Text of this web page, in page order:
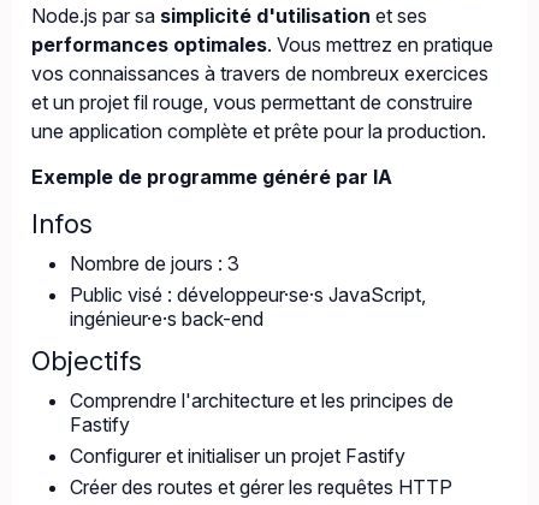
Node.js par sa simplicité d'utilisation et ses
performances optimales. Vous mettrez en pratique
vos connaissances à travers de nombreux exercices
et un projet fil rouge, vous permettant de construire
une application complète et prête pour la production.
Exemple de programme généré par IA
Infos
Nombre de jours : 3
Public visé : développeur·se·s JavaScript,
ingénieur·e·s back-end
Objectifs
Comprendre l'architecture et les principes de
Fastify
Configurer et initialiser un projet Fastify
Créer des routes et gérer les requêtes HTTP